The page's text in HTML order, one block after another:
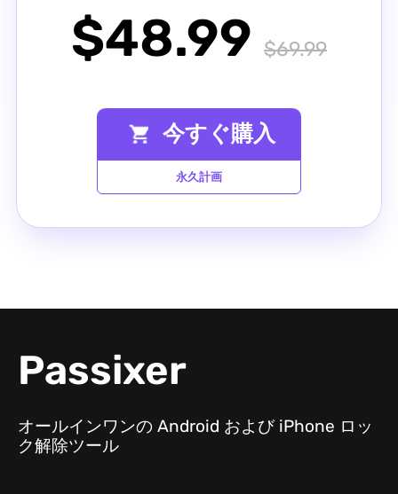
$48.99 $69.99
今すぐ購入
永久計画
Passixer
オールインワンの Android および iPhone ロッ
ク解除ツール